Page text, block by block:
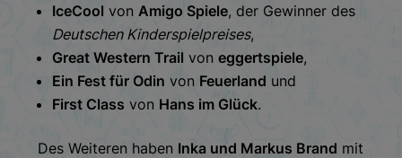
IceCool von Amigo Spiele, der Gewinner des
Deutschen Kinderspielpreises,
Great Western Trail voneggertspiele,
Ein Fest für Odin von Feuerland und
First Class von Hans im Glück.
Des Weiteren haben Inka und Markus Brand mit